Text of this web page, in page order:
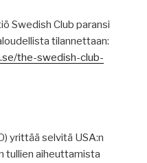
Swedish Club paransi
tilannettaan:
the-swedish-club-
yrittää selvitä USA:n
tullien aiheuttamista